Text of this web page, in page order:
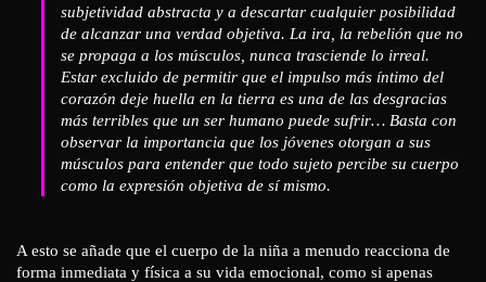
subjetividad abstracta y a descartar cualquier posibilidad
de alcanzar una verdad objetiva. La ira, la rebelión que no
se propaga a los músculos, nunca trasciende lo irreal.
Estar excluido de permitir que el impulso más íntimo del
corazón deje huella en la tierra es una de las desgracias
más terribles que un ser humano puede sufrir… Basta con
observar la importancia que los jóvenes otorgan a sus
músculos para entender que todo sujeto percibe su cuerpo
como la expresión objetiva de sí mismo.
A esto se añade que el cuerpo de la niña a menudo reacciona de
forma inmediata y física a su vida emocional, como si apenas